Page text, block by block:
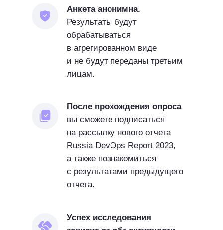
Анкета анонимна.
Результаты будут
обрабатываться
в агрегированном виде
и не будут переданы третьим
лицам.
После прохождения опроса
вы сможете подписаться
на рассылку нового отчета
Russia DevOps Report 2023,
а также познакомиться
с результатами предыдущего
отчета.
Успех исследования
вендор отечественного
Т1. Создан в 2023 году
экспертизы команд
занимается развитием
организации и крупнейший
Мультипродуктовый вендор отечественного
ПО, входит в Холдинг Т1. Создан в 2023
на основе обширной экспертизы команд
холдинга. Компания занимается развитием
ориентировано на корпоративный